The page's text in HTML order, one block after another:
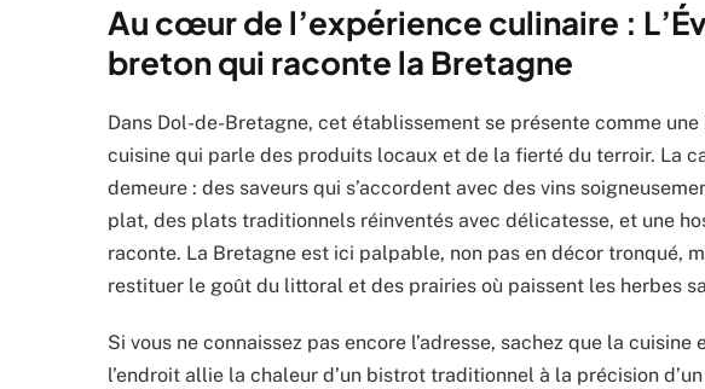
Au cœur de l’expérience culinaire :
breton qui raconte la Bretagne
Dans Dol-de-Bretagne, cet établissement se présente comme
cuisine qui parle des produits locaux et de la fierté du terroir. La
demeure : des saveurs qui s’accordent avec des vins
plat, des plats traditionnels réinventés avec délicatesse, et une
raconte. La Bretagne est ici palpable, non pas en décor tronqué,
restituer le goût du littoral et des prairies où paissent les herbes
Si vous ne connaissez pas encore l’adresse, sachez que la
l’endroit allie la chaleur d’un bistrot traditionnel à la précision